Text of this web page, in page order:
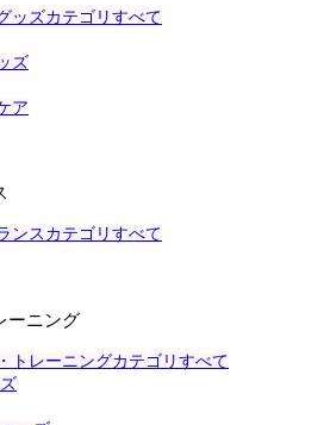
ッズカテゴリすべて
ズ
ア
ンスカテゴリすべて
ーニング
トレーニングカテゴリすべて